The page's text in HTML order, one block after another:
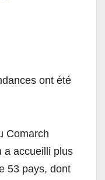
ont été
Comarch
a accueilli plus
53 pays, dont